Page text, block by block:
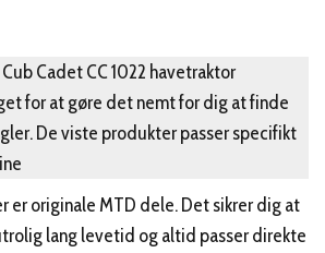
Cadet CC 1022 havetraktor
for at gøre det nemt for dig at finde
De viste produkter passer specifikt
er originale MTD dele. Det sikrer dig at
lang levetid og altid passer direkte